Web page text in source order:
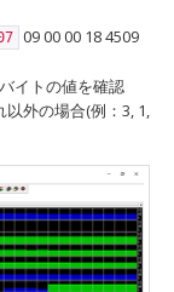
09 00 00 18 4509
イトの値を確認
外の場合(例：3, 1,